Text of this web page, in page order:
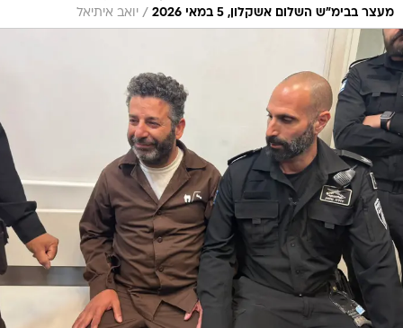
מעצר בבימ"ש השלום אשקלון, 5 במאי 2026
/ יואב איתיאל